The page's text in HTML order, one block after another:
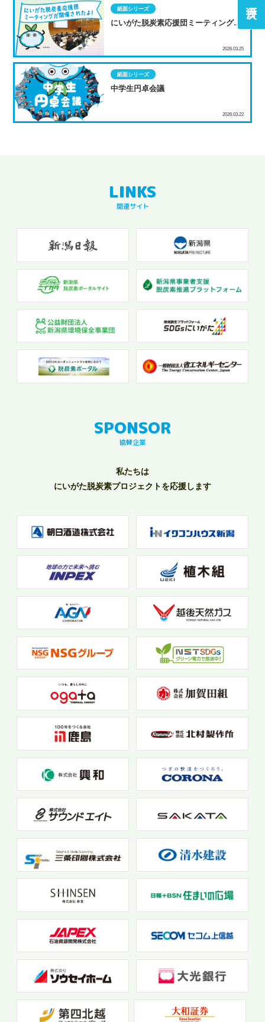
にいがた脱炭素応援団ミーティングが
紙面シリーズ
2026.03.25
中学生円卓会議
紙面シリーズ
2026.03.22
関連サイト
協賛企業
私たちは
にいがた脱炭素プロジェクトを応援します